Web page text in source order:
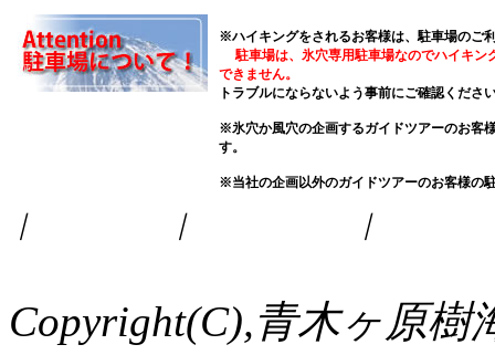
※ハイキングをされるお客様は、駐車場のご
駐車場は、 氷穴専用駐車場なのでハイキン
できません。
トラブルにならないよう事前にご確認くださ
※氷穴か風穴の企画するガイドツアーのお客
す。
※当社の企画以外のガイドツアーのお客様の
｜ ｜ ｜
Copyright(C),青木ヶ原